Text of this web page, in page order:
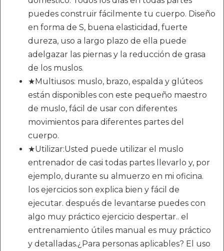
puedes construir fácilmente tu cuerpo. Diseño
en forma de S, buena elasticidad, fuerte
dureza, uso a largo plazo de ella puede
adelgazar las piernas y la reducción de grasa
de los muslos.
★Multiusos: muslo, brazo, espalda y glúteos
están disponibles con este pequeño maestro
de muslo, fácil de usar con diferentes
movimientos para diferentes partes del
cuerpo.
★Utilizar:Usted puede utilizar el muslo
entrenador de casi todas partes llevarlo y, por
ejemplo, durante su almuerzo en mi oficina.
los ejercicios son explica bien y fácil de
ejecutar. después de levantarse puedes con
algo muy práctico ejercicio despertar.. el
entrenamiento útiles manual es muy práctico
y detalladas.¿Para personas aplicables? El uso